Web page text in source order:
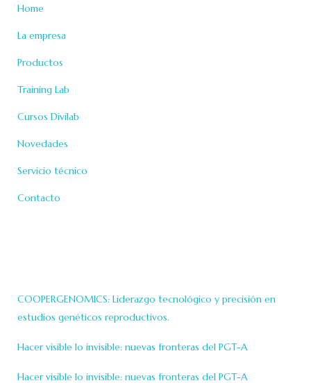
Home
La empresa
Productos
Training Lab
Cursos Divilab
Novedades
Servicio técnico
Contacto
COOPERGENOMICS: Liderazgo tecnológico y precisión en
estudios genéticos reproductivos.
Hacer visible lo invisible: nuevas fronteras del PGT-A
Hacer visible lo invisible: nuevas fronteras del PGT-A